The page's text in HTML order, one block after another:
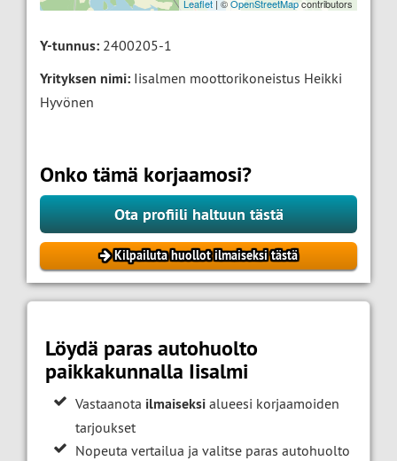
Leaflet | ©OpenStreetMapcontributors
Y-tunnus: 2400205-1
Yrityksen nimi: Iisalmen moottorikoneistus Heikki
Hyvönen
Onko tämä korjaamosi?
Ota profiili haltuun tästä
Kilpailuta huollot ilmaiseksi tästä
Löydä paras autohuolto
paikkakunnalla Iisalmi
Vastaanota ilmaiseksi alueesi korjaamoiden
tarjoukset
Nopeuta vertailua ja valitse paras autohuolto